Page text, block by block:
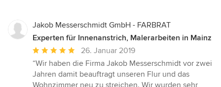
Jakob Messerschmidt GmbH - FARBRAT
Experten für Innenanstrich, Malerarbeiten in Mainz
Durchschnittliche
Bewertung:
5
von
26. Januar 2019
“Wir haben die Firma Jakob Messerschmidt vor zwei
Jahren damit beauftragt unseren Flur und das
Wohnzimmer neu zu streichen. Wir wurden sehr